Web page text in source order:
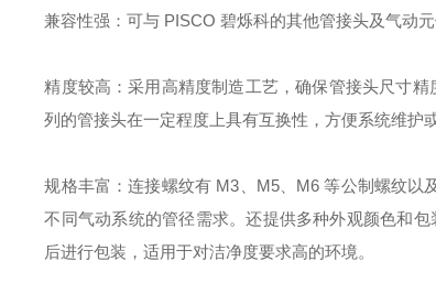
兼容性强：可与 PISCO 碧烁科的其他管接头及气动
精度较高：采用高精度制造工艺，确保管接头尺寸
列的管接头在一定程度上具有互换性，方便系统维护
规格丰富：连接螺纹有 M3、M5、M6 等公制螺纹以
不同气动系统的管径需求。还提供多种外观颜色和
后进行包装，适用于对洁净度要求高的环境。